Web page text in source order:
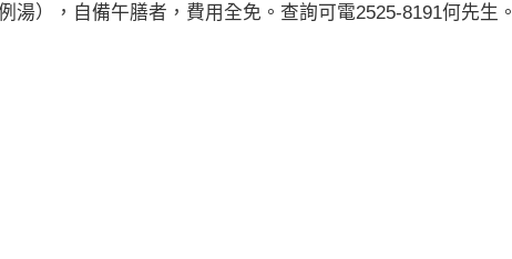
湯），自備午膳者，費用全免。查詢可電2525-8191何先生。